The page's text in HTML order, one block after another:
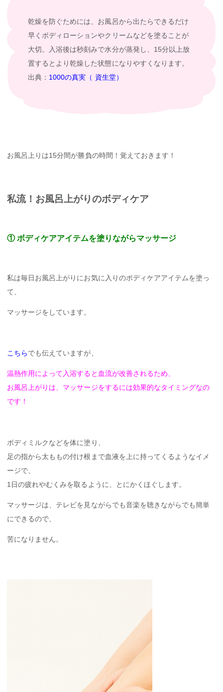
乾燥を防ぐためには、お風呂から出たらできるだけ
早くボディローションやクリームなどを塗ることが
大切。入浴後は秒刻みで水分が蒸発し、15分以上放
置するとより乾燥した状態になりやすくなります。
出典： 1000の真実（ 資生堂）
お風呂上りは15分間が勝負の時間！覚えておきます！
私流！お風呂上がりのボディケア
① ボディケアアイテムを塗りながらマッサージ
私は毎日お風呂上がりにお気に入りのボディケアアイテムを塗っ
て、
マッサージをしています。
こちらでも伝えていますが、
温熱作用によって入浴すると血流が改善されるため、
お風呂上がりは、マッサージをするには効果的なタイミングなの
です！
ボディミルクなどを体に塗り、
足の指から太ももの付け根まで血液を上に持ってくるようなイメ
ージで、
1日の疲れやむくみを取るように、とにかくほぐします。
マッサージは、テレビを見ながらでも音楽を聴きながらでも簡単
にできるので、
苦になりません。